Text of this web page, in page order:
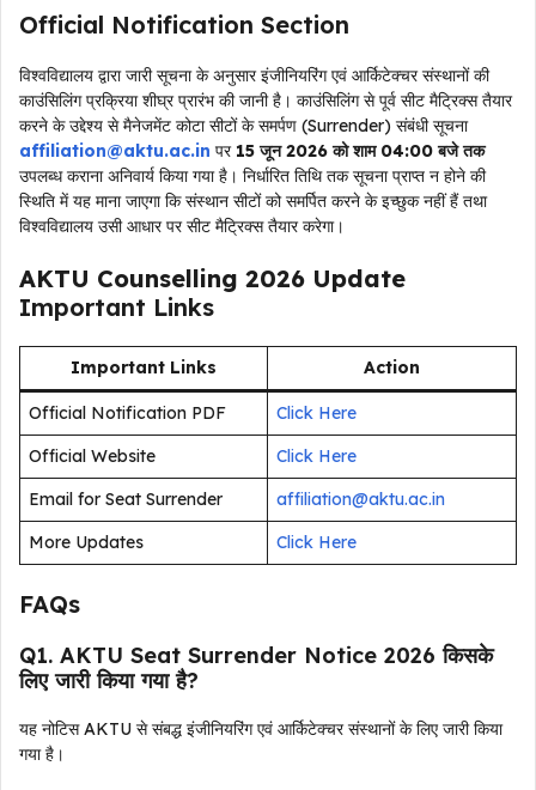
Official Notification Section
विश्वविद्यालय द्वारा जारी सूचना के अनुसार इंजीनियरिंग एवं आर्किटेक्चर संस्थानों की
काउंसिलिंग प्रक्रिया शीघ्र प्रारंभ की जानी है। काउंसिलिंग से पूर्व सीट मैट्रिक्स तैयार
करने के उद्देश्य से मैनेजमेंट कोटा सीटों के समर्पण (Surrender) संबंधी सूचना
affiliation@aktu.ac.in पर 15 जून 2026 को शाम 04:00 बजे तक
उपलब्ध कराना अनिवार्य किया गया है। निर्धारित तिथि तक सूचना प्राप्त न होने की
स्थिति में यह माना जाएगा कि संस्थान सीटों को समर्पित करने के इच्छुक नहीं हैं तथा
विश्वविद्यालय उसी आधार पर सीट मैट्रिक्स तैयार करेगा।
AKTU Counselling 2026 Update
Important Links
Important Links Action
Official Notification PDF
Click Here
Official Website
Click Here
Email for Seat Surrender
affiliation@aktu.ac.in
More Updates
Click Here
FAQs
Q1. AKTU Seat Surrender Notice 2026 किसके
लिए जारी किया गया है?
यह नोटिस AKTU से संबद्ध इंजीनियरिंग एवं आर्किटेक्चर संस्थानों के लिए जारी किया
गया है।